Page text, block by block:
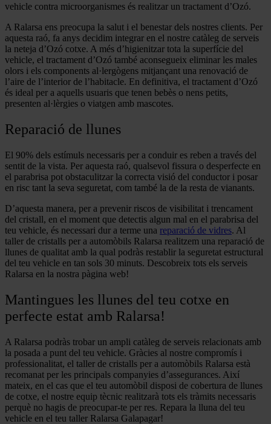
vehicle contra microorganismes és realitzar un tractament d’Ozó.
A Ralarsa ens preocupa la salut i el benestar dels nostres clients. Per
aquesta raó, fa anys decidim integrar en el nostre catàleg de serveis
la neteja d’Ozó cotxe. A més d’higienitzar tota la superfície del
vehicle, el tractament d’Ozó també aconsegueix eliminar les males
olors i els components al·lergògens mitjançant una renovació de
l’aire de l’interior de l’habitacle. En definitiva, el tractament d’Ozó
és ideal per a aquells usuaris que tenen bebès o nens petits,
presenten al·lèrgies o viatgen amb mascotes.
Reparació de llunes
El 90% dels estímuls necessaris per a conduir es reben a través del
sentit de la vista. Per aquesta raó, qualsevol fissura o desperfecte en
el parabrisa pot obstaculitzar la correcta visió del conductor i posar
en risc tant la seva seguretat, com també la de la resta de vianants.
D’aquesta manera, per a prevenir riscos de visibilitat i trencament
del cristall, en el moment que detectis algun mal en el parabrisa del
teu vehicle, és necessari dur a terme una reparació de vidres. Al
taller de cristalls per a automòbils Ralarsa realitzem una reparació de
llunes de qualitat amb la qual podràs restablir la seguretat estructural
del teu vehicle en tan sols 30 minuts. Descobreix tots els serveis
Ralarsa en la nostra pàgina web!
Mantingues les llunes del teu cotxe en
perfecte estat amb Ralarsa!
A Ralarsa podràs trobar un ampli catàleg de serveis relacionats amb
la posada a punt del teu vehicle. Gràcies al nostre compromís i
professionalitat, el taller de cristalls per a automòbils Ralarsa està
recomanat per les principals companyies d’assegurances. Així
mateix, en el cas que el teu automòbil disposi de cobertura de llunes
de cotxe, el nostre equip tècnic realitzarà tots els tràmits necessaris
perquè no hagis de preocupar-te per res. Repara la lluna del teu
vehicle en el teu taller Ralarsa Galapagar!